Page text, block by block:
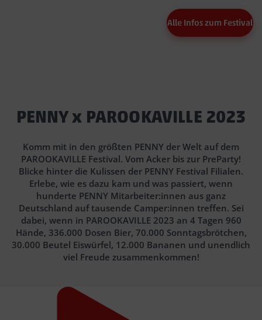
Alle Infos zum Festival
PENNY x PAROOKAVILLE 2023
Komm mit in den größten PENNY der Welt auf dem
PAROOKAVILLE Festival. Vom Acker bis zur PreParty!
Blicke hinter die Kulissen der PENNY Festival Filialen.
Erlebe, wie es dazu kam und was passiert, wenn
hunderte PENNY Mitarbeiter:innen aus ganz
Deutschland auf tausende Camper:innen treffen. Sei
dabei, wenn in PAROOKAVILLE 2023 an 4 Tagen 960
Hände, 336.000 Dosen Bier, 70.000 Sonntagsbrötchen,
30.000 Beutel Eiswürfel, 12.000 Bananen und unendlich
viel Freude zusammenkommen!
YouTube Video